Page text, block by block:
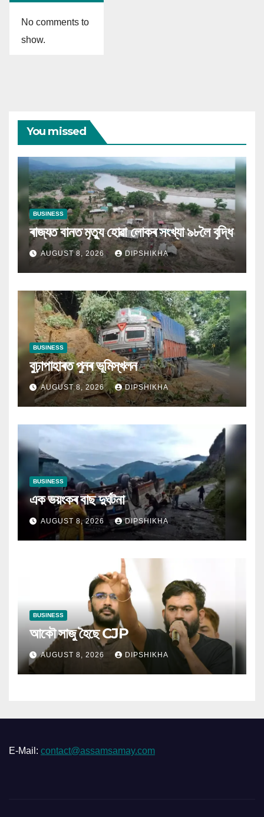
No comments to
show.
You missed
BUSINESS
ৰাজ্যত বানত মৃত্যু হোৱা লোকৰ সংখ্যা ৯৮লৈ বৃদ্ধি
AUGUST 8, 2026 DIPSHIKHA
BUSINESS
বুঢ়াপাহাৰত পুনৰ ভূমিস্খলন
AUGUST 8, 2026 DIPSHIKHA
BUSINESS
এক ভয়ংকৰ বাছ দুৰ্ঘটনা
AUGUST 8, 2026 DIPSHIKHA
BUSINESS
আকৌ সাজু হৈছে CJP
AUGUST 8, 2026 DIPSHIKHA
E-Mail: contact@assamsamay.com